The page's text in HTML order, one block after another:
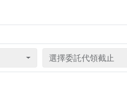
選擇委託代領截止